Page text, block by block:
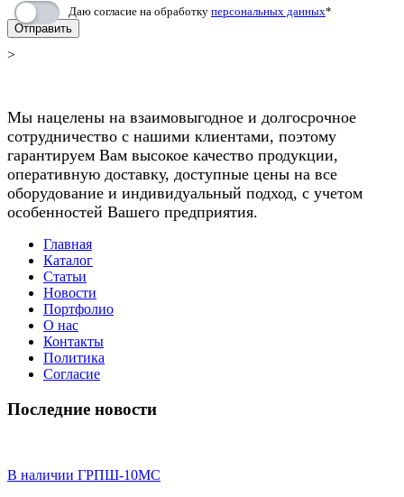
Даю согласие на обработку персональных данных*
Отправить
>
Мы нацелены на взаимовыгодное и долгосрочное
сотрудничество с нашими клиентами, поэтому
гарантируем Вам высокое качество продукции,
оперативную доставку, доступные цены на все
оборудование и индивидуальный подход, с учетом
особенностей Вашего предприятия.
Главная
Каталог
Статьи
Новости
Портфолио
О нас
Контакты
Политика
Согласие
Последние новости
В наличии ГРПШ-10МС